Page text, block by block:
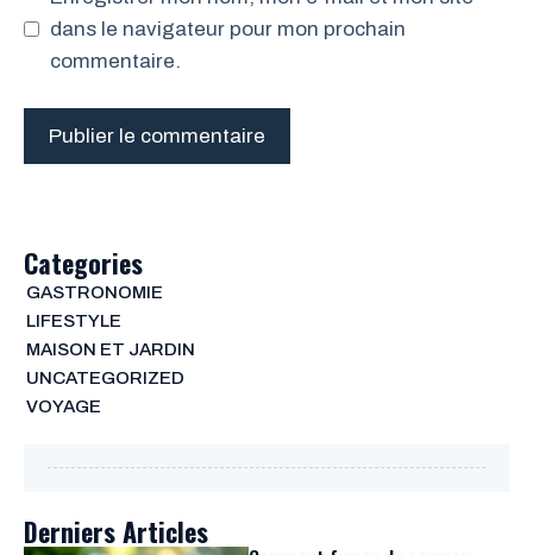
dans le navigateur pour mon prochain
commentaire.
Categories
GASTRONOMIE
LIFESTYLE
MAISON ET JARDIN
UNCATEGORIZED
VOYAGE
Derniers Articles